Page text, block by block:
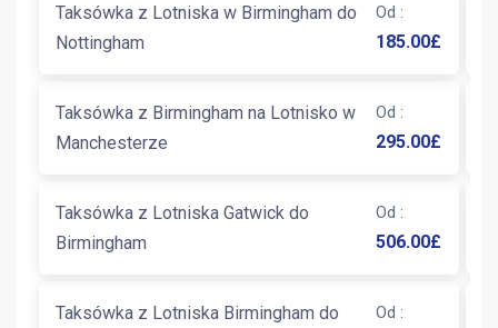
Taksówka z Lotniska w Birmingham do
Nottingham
Od :
185.00£
Taksówka z Birmingham na Lotnisko w
Manchesterze
Od :
295.00£
Taksówka z Lotniska Gatwick do
Birmingham
Od :
506.00£
Taksówka z Lotniska Birmingham do
Od :